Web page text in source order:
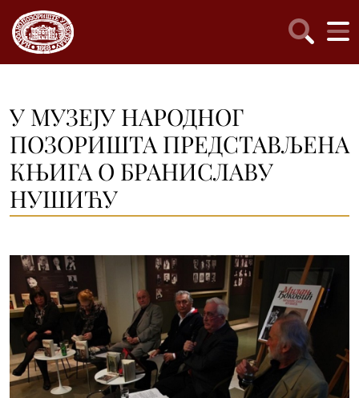
У МУЗЕЈУ НАРОДНОГ
ПОЗОРИШТА ПРЕДСТАВЉЕНА
КЊИГА О БРАНИСЛАВУ
НУШИЋУ